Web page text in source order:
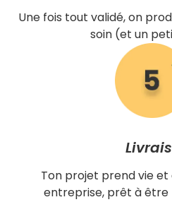
Une fois tout validé, on
soin (et un
Ton projet prend vie
entreprise, prêt à être